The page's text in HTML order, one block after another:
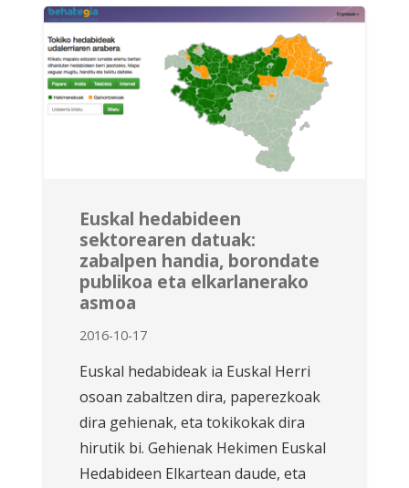
Euskal hedabideen
sektorearen datuak:
zabalpen handia, borondate
publikoa eta elkarlanerako
asmoa
2016-10-17
Euskal hedabideak ia Euskal Herri
osoan zabaltzen dira, paperezkoak
dira gehienak, eta tokikokak dira
hirutik bi. Gehienak Hekimen Euskal
Hedabideen Elkartean daude, eta